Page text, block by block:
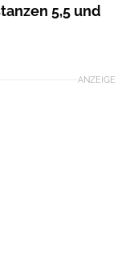
5,5 und
ANZEIGE